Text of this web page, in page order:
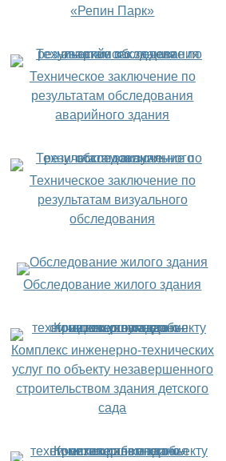
«Репин Парк»
Техническое заключение по
результатам обследования
аварийного здания
Техническое заключение по
результатам визуального
обследования
Обследование жилого здания
Комплекс инженерно-технических
услуг по объекту незавершенного
строительством здания детского
сада